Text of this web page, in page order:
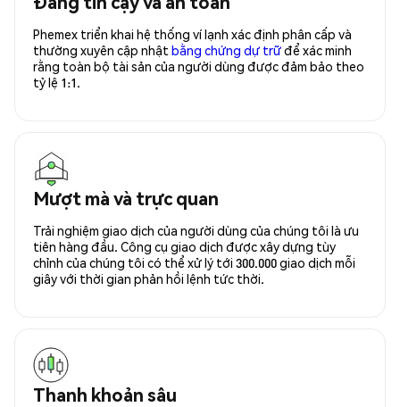
Phemex triển khai hệ thống ví lạnh xác định phân cấp và
thường xuyên cập nhật bằng chứng dự trữđể xác minh
rằng toàn bộ tài sản của người dùng được đảm bảo theo
tỷ lệ 1:1.
Mượt mà và trực quan
Trải nghiệm giao dịch của người dùng của chúng tôi là ưu
tiên hàng đầu. Công cụ giao dịch được xây dựng tùy
chỉnh của chúng tôi có thể xử lý tới 300.000 giao dịch mỗi
giây với thời gian phản hồi lệnh tức thời.
Thanh khoản sâu